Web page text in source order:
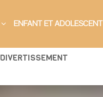
ENFANT ET ADOLESCENT
DIVERTISSEMENT